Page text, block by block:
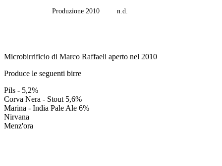
Produzione 2010 n.d.
Microbirrificio di Marco Raffaeli aperto nel 2010
Produce le seguenti birre
Pils - 5,2%
Corva Nera - Stout 5,6%
Marina - India Pale Ale 6%
Nirvana
Menz'ora